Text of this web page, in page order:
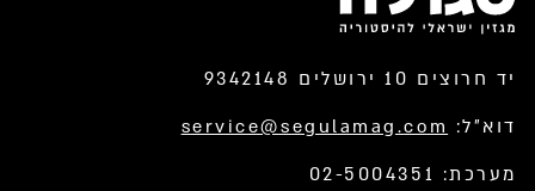
יד חרוצים 10 ירושלים 9342148
דוא”ל: service@segulamag.com
מערכת: 02-5004351